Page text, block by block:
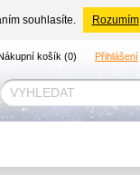
souhlasíte. Rozumím
Přihlášení
košík (0)